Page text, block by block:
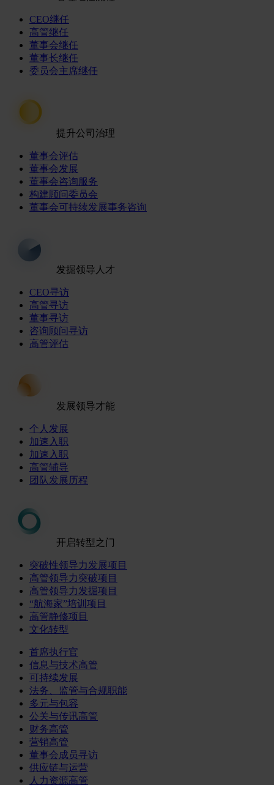
CEO继任
高管继任
董事会继任
董事长继任
委员会主席继任
提升公司治理
董事会评估
董事会发展
董事会咨询服务
构建顾问委员会
董事会可持续发展事务咨询
发掘领导人才
CEO寻访
高管寻访
董事寻访
咨询顾问寻访
高管评估
发展领导才能
个人发展
加速入职
加速入职
高管辅导
团队发展历程
开启转型之门
突破性领导力发展项目
高管领导力突破项目
高管领导力发掘项目
“航海家”培训项目
高管静修项目
文化转型
首席执行官
信息与技术高管
可持续发展
法务、监管与合规职能
多元与包容
公关与传讯高管
财务高管
营销高管
董事会成员寻访
供应链与运营
人力资源高管